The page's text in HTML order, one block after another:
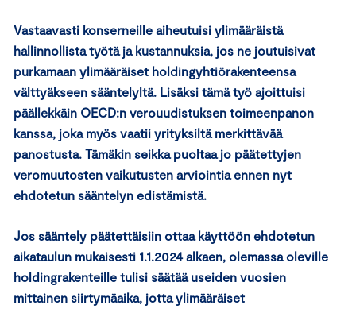
Vastaavasti konserneille aiheutuisi ylimääräistä
hallinnollista työtä ja kustannuksia, jos ne joutuisivat
purkamaan ylimääräiset holdingyhtiörakenteensa
välttyäkseen sääntelyltä. Lisäksi tämä työ ajoittuisi
päällekkäin OECD:n verouudistuksen toimeenpanon
kanssa, joka myös vaatii yrityksiltä merkittävää
panostusta. Tämäkin seikka puoltaa jo päätettyjen
veromuutosten vaikutusten arviointia ennen nyt
ehdotetun sääntelyn edistämistä.
Jos sääntely päätettäisiin ottaa käyttöön ehdotetun
aikataulun mukaisesti 1.1.2024 alkaen, olemassa oleville
holdingrakenteille tulisi säätää useiden vuosien
mittainen siirtymäaika, jotta ylimääräiset